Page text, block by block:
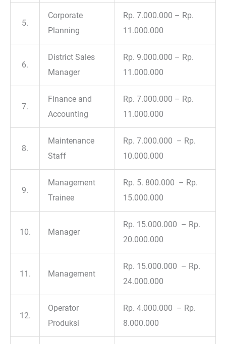
5.
Corporate
Planning
Rp. 7.000.000 – Rp.
11.000.000
6.
District Sales
Manager
Rp. 9.000.000 – Rp.
11.000.000
7.
Finance and
Accounting
Rp. 7.000.000 – Rp.
11.000.000
8.
Maintenance
Staff
Rp. 7.000.000 – Rp.
10.000.000
9.
Management
Trainee
Rp. 5. 800.000 – Rp.
15.000.000
10. Manager
Rp. 15.000.000 – Rp.
20.000.000
11. Management
Rp. 15.000.000 – Rp.
24.000.000
12.
Operator
Produksi
Rp. 4.000.000 – Rp.
8.000.000